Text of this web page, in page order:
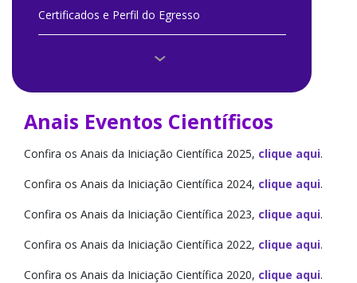
Certificados e Perfil do Egresso
Como Participar
Documentos e Modelos
Editais e Normas Anteriores
Escritório de Apoio Institucional à Pesquisa
Anais Eventos Científicos
Confira os Anais da Iniciação Científica 2025, clique aqui.
Confira os Anais da Iniciação Científica 2024, clique aqui.
Confira os Anais da Iniciação Científica 2023, clique aqui.
Confira os Anais da Iniciação Científica 2022, clique aqui.
Confira os Anais da Iniciação Científica 2020, clique aqui.